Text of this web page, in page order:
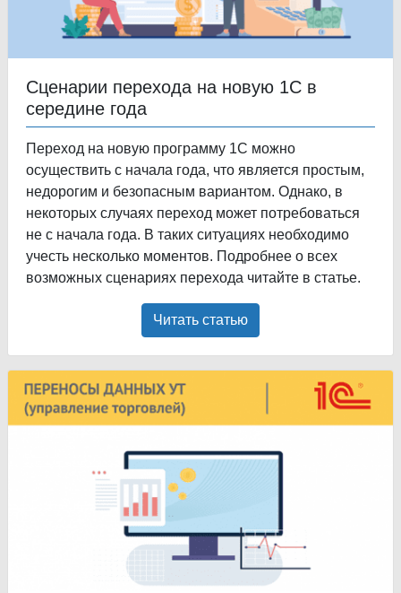
Сценарии перехода на новую 1С в
середине года
Переход на новую программу 1С можно
осуществить с начала года, что является простым,
недорогим и безопасным вариантом. Однако, в
некоторых случаях переход может потребоваться
не с начала года. В таких ситуациях необходимо
учесть несколько моментов. Подробнее о всех
возможных сценариях перехода читайте в статье.
Читать статью